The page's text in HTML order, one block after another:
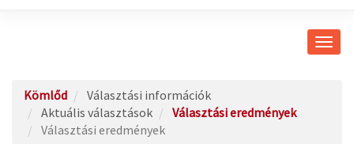
Kömlőd
Választási információk
Aktuális választások
Választási eredmények
Választási eredmények